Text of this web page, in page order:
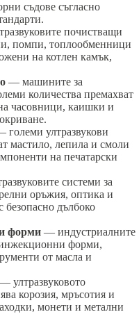
съдове съгласно
почистващи
помпи, топлообменници
на котлен камък,
— машините за
количества премахват
часовници, каишки и
големи ултразвукови
мастило, лепила и смоли
на печатарски
системи за
оръжия, оптика и
дълбоко
форми — индустриалните
инжекционни форми,
от масла и
— ултразвуковото
корозия, мръсотия и
монети и метални